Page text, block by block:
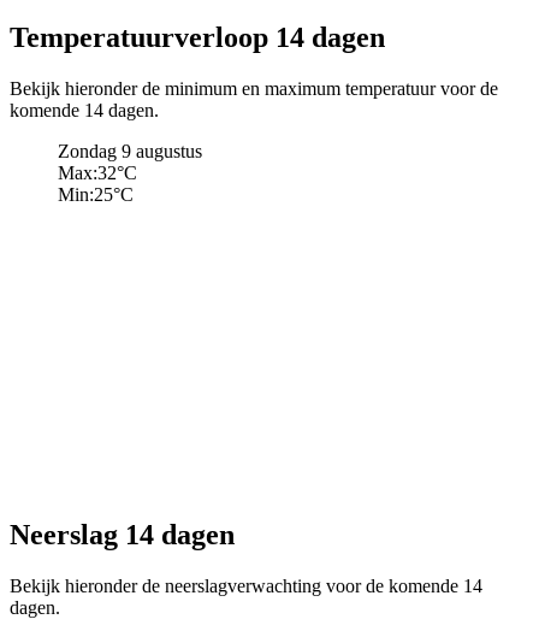
Temperatuurverloop 14 dagen
Bekijk hieronder de minimum en maximum temperatuur voor de
komende 14 dagen.
Zondag 9 augustus
Max:32°C
Min:25°C
Neerslag 14 dagen
Bekijk hieronder de neerslagverwachting voor de komende 14
dagen.